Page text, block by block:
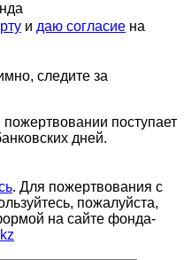
и даю согласие на
следите за
поступает
дней.
. Для пожертвования с
пожалуйста,
на сайте фонда-